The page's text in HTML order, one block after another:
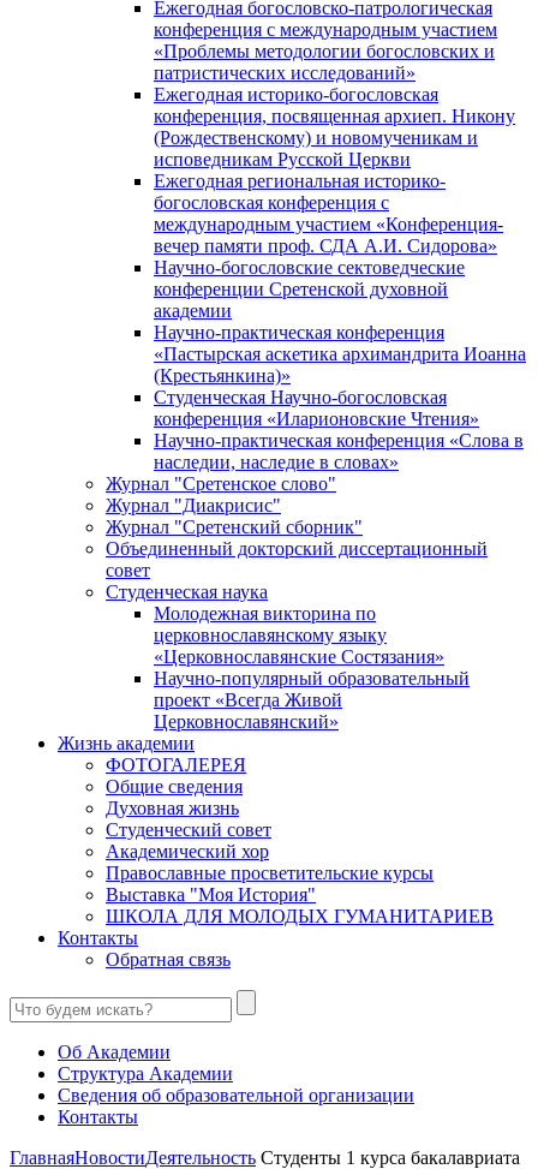
Ежегодная богословско-патрологическая
конференция с международным участием
«Проблемы методологии богословских и
патристических исследований»
Ежегодная историко-богословская
конференция, посвященная архиеп. Никону
(Рождественскому) и новомученикам и
исповедникам Русской Церкви
Ежегодная региональная историко-
богословская конференция с
международным участием «Конференция-
вечер памяти проф. СДА А.И. Сидорова»
Научно-богословские сектоведческие
конференции Сретенской духовной
академии
Научно-практическая конференция
«Пастырская аскетика архимандрита Иоанна
(Крестьянкина)»
Студенческая Научно-богословская
конференция «Иларионовские Чтения»
Научно-практическая конференция «Cлова в
наследии, наследие в словах»
Журнал "Сретенское слово"
Журнал "Диакрисис"
Журнал "Сретенский сборник"
Объединенный докторский диссертационный
совет
Студенческая наука
Молодежная викторина по
церковнославянскому языку
«Церковнославянские Состязания»
Научно-популярный образовательный
проект «Всегда Живой
Церковнославянский»
Жизнь академии
ФОТОГАЛЕРЕЯ
Общие сведения
Духовная жизнь
Студенческий совет
Академический хор
Православные просветительские курсы
Выставка "Моя История"
ШКОЛА ДЛЯ МОЛОДЫХ ГУМАНИТАРИЕВ
Контакты
Обратная связь
Об Академии
Структура Академии
Сведения об образовательной организации
Контакты
ГлавнаяНовостиДеятельность Студенты 1 курса бакалавриата